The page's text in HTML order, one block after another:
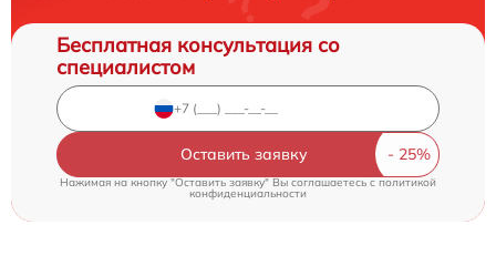
Бесплатная консультация со
специалистом
Оставить заявку
Нажимая на кнопку "Оставить заявку" Вы соглашаетесь cполитикой
конфиденциальности